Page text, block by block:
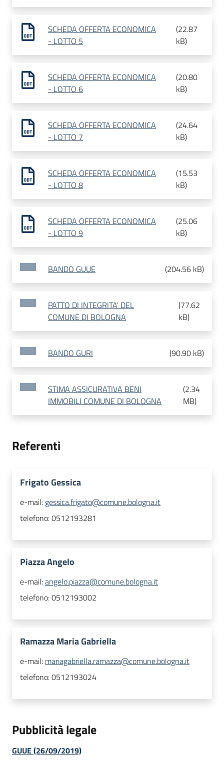
SCHEDA OFFERTA ECONOMICA
- LOTTO 5
(22.87
kB)
SCHEDA OFFERTA ECONOMICA
- LOTTO 6
(20.80
kB)
SCHEDA OFFERTA ECONOMICA
- LOTTO 7
(24.64
kB)
SCHEDA OFFERTA ECONOMICA
- LOTTO 8
(15.53
kB)
SCHEDA OFFERTA ECONOMICA
- LOTTO 9
(25.06
kB)
BANDO GUUE (204.56 kB)
PATTO DI INTEGRITA' DEL
COMUNE DI BOLOGNA
(77.62
kB)
BANDO GURI (90.90 kB)
STIMA ASSICURATIVA BENI
IMMOBILI COMUNE DI BOLOGNA
(2.34
MB)
Referenti
Frigato Gessica
e-mail: gessica.frigato@comune.bologna.it
telefono:0512193281
Piazza Angelo
e-mail:angelo.piazza@comune.bologna.it
telefono:0512193002
Ramazza Maria Gabriella
e-mail: mariagabriella.ramazza@comune.bologna.it
telefono:0512193024
Pubblicità legale
GUUE (26/09/2019)